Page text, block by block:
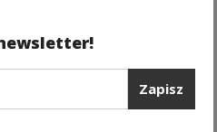
Zapisz